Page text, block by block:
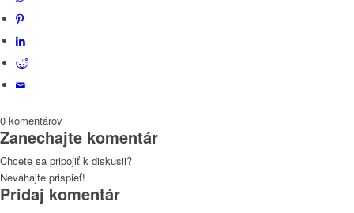
0 komentárov
Zanechajte komentár
Chcete sa pripojiť k diskusii?
Neváhajte prispieť!
Pridaj komentár